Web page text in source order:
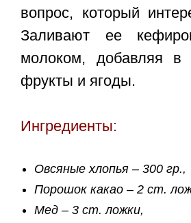
вопрос, который
Заливают ее
молоком, добавляя
фрукты и ягоды.
Ингредиенты:
Овсяные хлопья – 300 гр.,
Порошок какао – 2 ст.
Мед – 3 ст. ложки,